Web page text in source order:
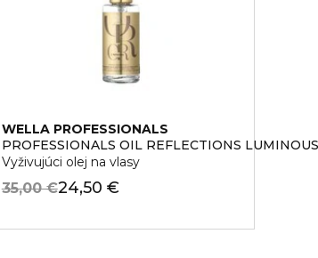
WELLA PROFESSIONALS
PROFESSIONALS OIL REFLECTIONS
Vyživujúci olej na vlasy
24,50 €
35,00 €